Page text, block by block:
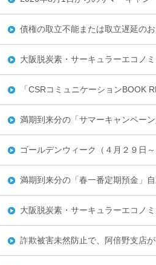
債権の取立不能または取立遅延の
大阪脱炭素・サーキュラーエコノ
「CSRコミュニケーションBOOK
満期到来分の「サマーキャンペー
ゴールデンウィーク（４月２９日
満期到来分の「春一番定期預金」
大阪脱炭素・サーキュラーエコノ
詐欺被害未然防止で、阿倍野支店